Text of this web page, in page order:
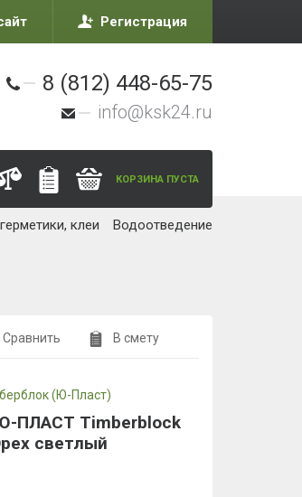
Регистрация
8 (812) 448-65-75
info@ksk24.ru
КОРЗИНА ПУСТА
клеи Водоотведение
Сравнить В смету
(Ю-Пласт)
ПЛАСТ Timberblock
светлый